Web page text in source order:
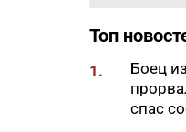
30
Топ
1.
Боец
спас